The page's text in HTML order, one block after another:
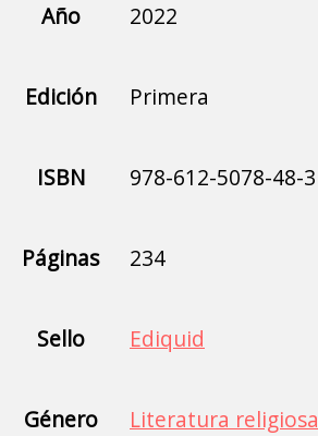
Año 2022
Edición Primera
ISBN 978-612-5078-48-3
Páginas 234
Sello Ediquid
Género Literatura religiosa